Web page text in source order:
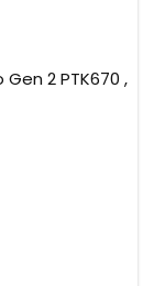
2 PTK670 ,